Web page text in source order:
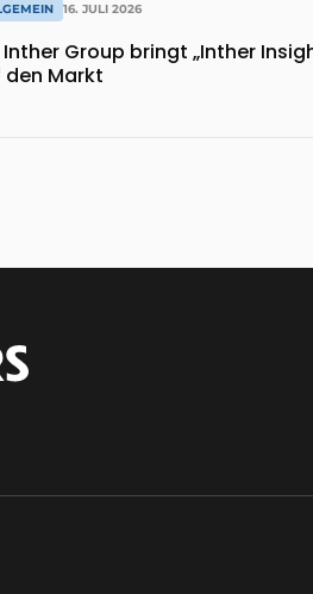
16. JULI 2026
Inther Group bringt „Inther
den Markt